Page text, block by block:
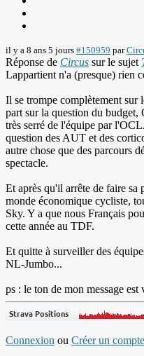
il y a 8 ans 5 jours #150959 par
Réponse de Circus sur le sujet
Lappartient n'a (presque) rien
Il se trompe complètement sur
part sur la question du
très serré de l'équipe par
question des AUT et des
autre chose que des parcours
spectacle.
Et après qu'il arrête de faire sa
monde économique cycliste,
Sky. Y a que nous Français
cette année au TDF.
Et quitte à surveiller des
NL-Jumbo...
ps : le ton de mon message
Connexion ou Créer un compte